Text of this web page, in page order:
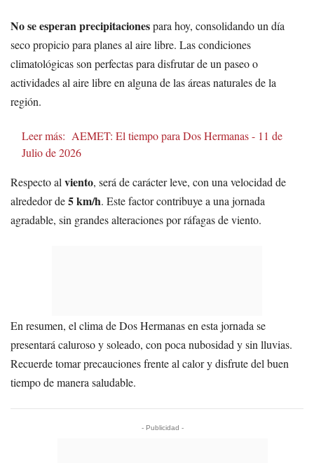
No se esperan precipitacionespara hoy, consolidando un día
seco propicio para planes al aire libre. Las condiciones
climatológicas son perfectas para disfrutar de un paseo o
actividades al aire libre en alguna de las áreas naturales de la
región.
Leer más: AEMET: El tiempo para Dos Hermanas - 11 de
Julio de 2026
Respecto alviento, será de carácter leve, con una velocidad de
alrededor de5 km/h. Este factor contribuye a una jornada
agradable, sin grandes alteraciones por ráfagas de viento.
En resumen, el clima de Dos Hermanas en esta jornada se
presentará caluroso y soleado, con poca nubosidad y sin lluvias.
Recuerde tomar precauciones frente al calor y disfrute del buen
tiempo de manera saludable.
- Publicidad -